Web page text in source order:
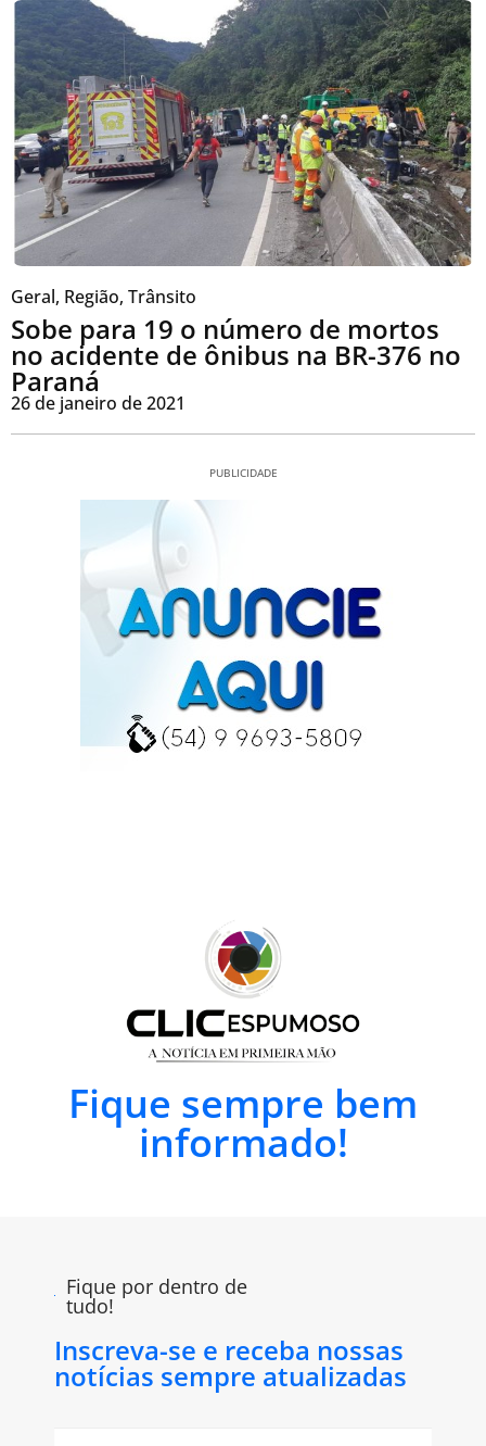
Geral, Região, Trânsito
Sobe para 19 o número de mortos
no acidente de ônibus na BR-376 no
Paraná
26 de janeiro de 2021
PUBLICIDADE
Fique sempre bem
informado!
Fique por dentro de
tudo!
Inscreva-se e receba nossas
notícias sempre atualizadas